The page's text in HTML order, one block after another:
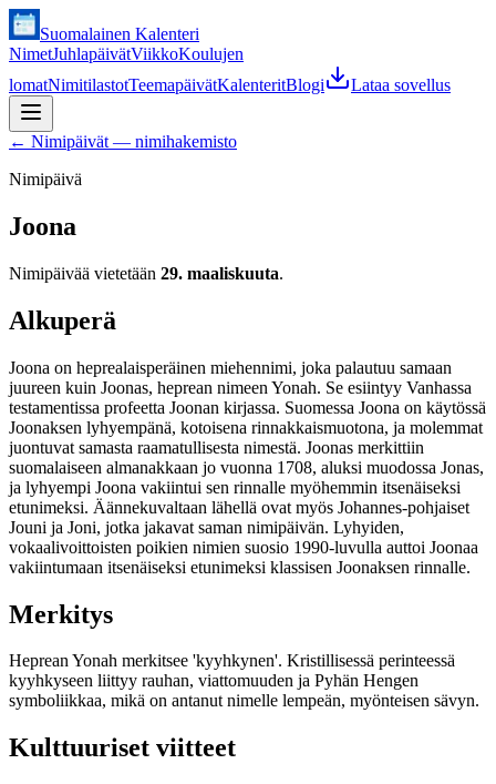
Suomalainen Kalenteri
NimetJuhlapäivätViikkoKoulujen
lomatNimitilastotTeemapäivätKalenteritBlogi Lataa sovellus
← Nimipäivät — nimihakemisto
Nimipäivä
Joona
Nimipäivää vietetään 29. maaliskuuta.
Alkuperä
Joona on heprealaisperäinen miehennimi, joka palautuu samaan
juureen kuin Joonas, heprean nimeen Yonah. Se esiintyy Vanhassa
testamentissa profeetta Joonan kirjassa. Suomessa Joona on käytössä
Joonaksen lyhyempänä, kotoisena rinnakkaismuotona, ja molemmat
juontuvat samasta raamatullisesta nimestä. Joonas merkittiin
suomalaiseen almanakkaan jo vuonna 1708, aluksi muodossa Jonas,
ja lyhyempi Joona vakiintui sen rinnalle myöhemmin itsenäiseksi
etunimeksi. Äännekuvaltaan lähellä ovat myös Johannes-pohjaiset
Jouni ja Joni, jotka jakavat saman nimipäivän. Lyhyiden,
vokaalivoittoisten poikien nimien suosio 1990-luvulla auttoi Joonaa
vakiintumaan itsenäiseksi etunimeksi klassisen Joonaksen rinnalle.
Merkitys
Heprean Yonah merkitsee 'kyyhkynen'. Kristillisessä perinteessä
kyyhkyseen liittyy rauhan, viattomuuden ja Pyhän Hengen
symboliikkaa, mikä on antanut nimelle lempeän, myönteisen sävyn.
Kulttuuriset viitteet